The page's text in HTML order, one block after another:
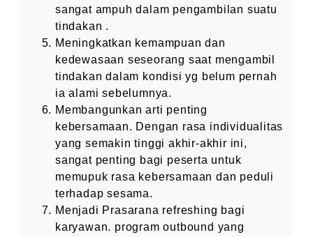
sangat ampuh dalam pengambilan suatu
tindakan .
Meningkatkan kemampuan dan
kedewasaan seseorang saat mengambil
tindakan dalam kondisi yg belum pernah
ia alami sebelumnya.
Membangunkan arti penting
kebersamaan. Dengan rasa individualitas
yang semakin tinggi akhir-akhir ini,
sangat penting bagi peserta untuk
memupuk rasa kebersamaan dan peduli
terhadap sesama.
Menjadi Prasarana refreshing bagi
karyawan. program outbound yang